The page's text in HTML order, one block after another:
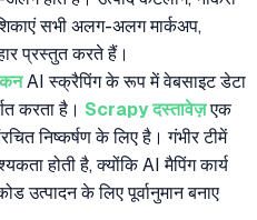
सभी अलग-अलग मार्कअप,
प्रस्तुत करते हैं।
AI स्क्रैपिंग के रूप में वेबसाइट डेटा
करता है। Scrapy दस्तावेज़एक
निष्कर्षण के लिए है। गंभीर टीमें
होती है, क्योंकि AI मैपिंग कार्य
उत्पादन के लिए पूर्वानुमान बनाए